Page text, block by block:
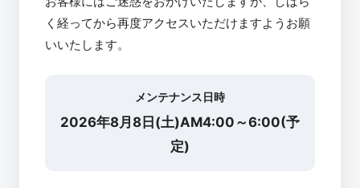
く経ってから再度アクセスいただけますようお願
いいたします。
メンテナンス日時
2026年8月8日(土)AM4:00～6:00(予
定)